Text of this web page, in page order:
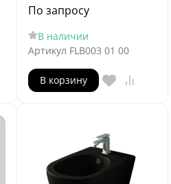
По запросу
В наличии
Артикул FLB003 01 00
В корзину